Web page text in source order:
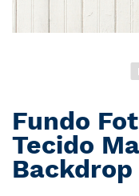
Saltar
para
o
início
Fundo
Tecido
Backdrop